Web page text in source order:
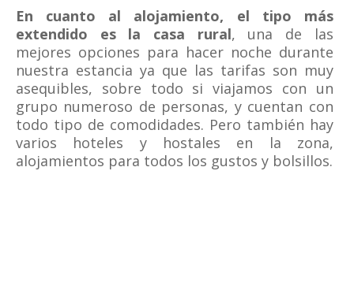
En cuanto al alojamiento, el tipo más
extendido es la casa rural, una de las
mejores opciones para hacer noche durante
nuestra estancia ya que las tarifas son muy
asequibles, sobre todo si viajamos con un
grupo numeroso de personas, y cuentan con
todo tipo de comodidades. Pero también hay
varios hoteles y hostales en la zona,
alojamientos para todos los gustos y bolsillos.